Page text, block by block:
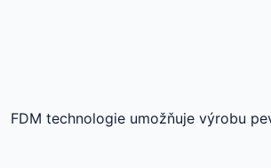
FDM technologie umožňuje výrobu